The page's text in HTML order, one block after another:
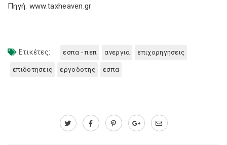
Πηγή: www.taxheaven.gr
Ετικέτες: εσπα - πεπ ανεργια επιχορηγησεις
επιδοτησεις εργοδοτης εσπα